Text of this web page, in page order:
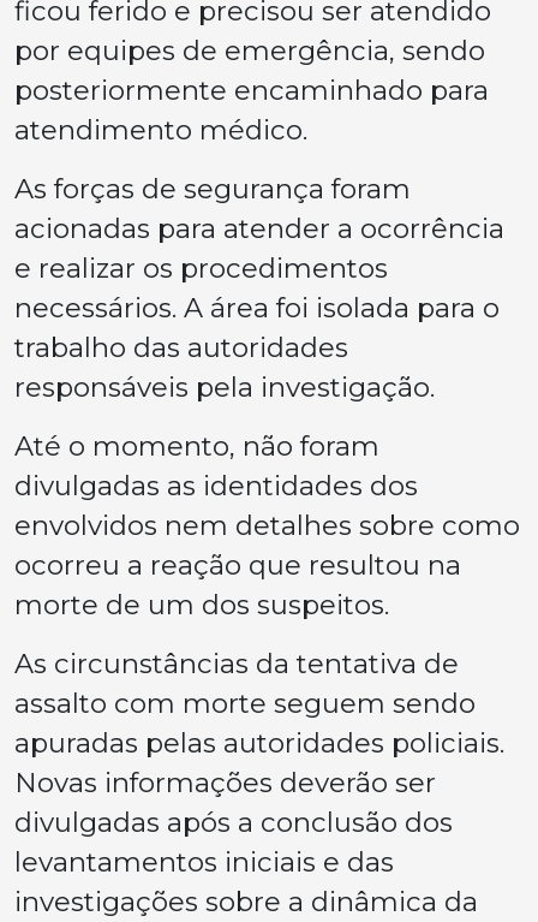
ficou ferido e precisou ser atendido
por equipes de emergência, sendo
posteriormente encaminhado para
atendimento médico.
As forças de segurança foram
acionadas para atender a ocorrência
e realizar os procedimentos
necessários. A área foi isolada para o
trabalho das autoridades
responsáveis pela investigação.
Até o momento, não foram
divulgadas as identidades dos
envolvidos nem detalhes sobre como
ocorreu a reação que resultou na
morte de um dos suspeitos.
As circunstâncias da tentativa de
assalto com morte seguem sendo
apuradas pelas autoridades policiais.
Novas informações deverão ser
divulgadas após a conclusão dos
levantamentos iniciais e das
investigações sobre a dinâmica da